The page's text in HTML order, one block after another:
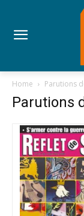
Home Parutions
Parutions